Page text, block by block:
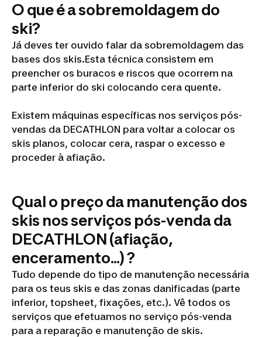
O que é a sobremoldagem do
ski?
Já deves ter ouvido falar da sobremoldagem das
bases dos skis.Esta técnica consistem em
preencher os buracos e riscos que ocorrem na
parte inferior do ski colocando cera quente.
Existem máquinas específicas nos serviços pós-
vendas da DECATHLON para voltar a colocar os
skis planos, colocar cera, raspar o excesso e
proceder à afiação.
Qual o preço da manutenção dos
skis nos serviços pós-venda da
DECATHLON (afiação,
enceramento...) ?
Tudo depende do tipo de manutenção necessária
para os teus skis e das zonas danificadas (parte
inferior, topsheet, fixações, etc.). Vê todos os
serviços que efetuamos no serviço pós-venda
para a reparação e manutenção de skis.